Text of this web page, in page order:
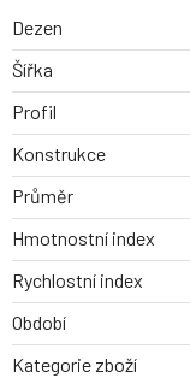
Dezen
Šířka
Profil
Konstrukce
Průměr
Hmotnostní index
Rychlostní index
Období
Kategorie zboží